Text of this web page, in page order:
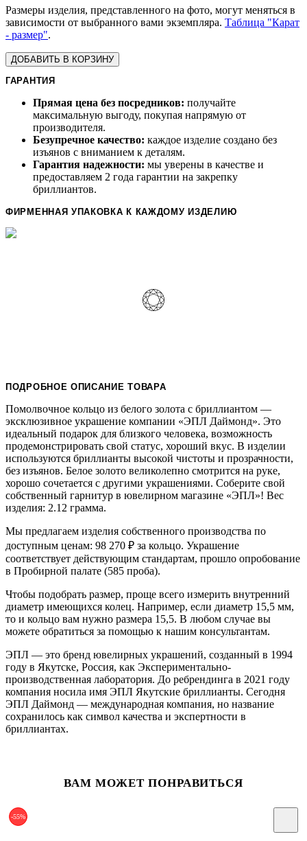
Размеры изделия, представленного на фото, могут меняться в
зависимости от выбранного вами экземпляра. Таблица "Карат
- размер".
ДОБАВИТЬ В КОРЗИНУ
ГАРАНТИЯ
Прямая цена без посредников: получайте
максимальную выгоду, покупая напрямую от
производителя.
Безупречное качество: каждое изделие создано без
изъянов с вниманием к деталям.
Гарантия надежности: мы уверены в качестве и
предоставляем 2 года гарантии на закрепку
бриллиантов.
ФИРМЕННАЯ УПАКОВКА К КАЖДОМУ ИЗДЕЛИЮ
ПОДРОБНОЕ ОПИСАНИЕ ТОВАРА
Помолвочное кольцо из белого золота с бриллиантом —
эксклюзивное украшение компании «ЭПЛ Даймонд». Это
идеальный подарок для близкого человека, возможность
продемонстрировать свой статус, хороший вкус. В изделии
используются бриллианты высокой чистоты и прозрачности,
без изъянов. Белое золото великолепно смотрится на руке,
хорошо сочетается с другими украшениями. Соберите свой
собственный гарнитур в ювелирном магазине «ЭПЛ»! Вес
изделия: 2.12 грамма.
Мы предлагаем изделия собственного производства по
доступным ценам: 98 270 ₽ за кольцо. Украшение
соответствует действующим стандартам, прошло опробование
в Пробирной палате (585 проба).
Чтобы подобрать размер, проще всего измерить внутренний
диаметр имеющихся колец. Например, если диаметр 15,5 мм,
то и кольцо вам нужно размера 15,5. В любом случае вы
можете обратиться за помощью к нашим консультантам.
ЭПЛ — это бренд ювелирных украшений, созданный в 1994
году в Якутске, Россия, как Экспериментально-
производственная лаборатория. До ребрендинга в 2021 году
компания носила имя ЭПЛ Якутские бриллианты. Сегодня
ЭПЛ Даймонд — международная компания, но название
сохранилось как символ качества и экспертности в
бриллиантах.
ВАМ МОЖЕТ ПОНРАВИТЬСЯ
-55%